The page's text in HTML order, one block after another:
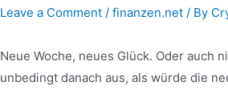
Leave a Comment /finanzen.net / By
Neue Woche, neues Glück. Oder auch
unbedingt danach aus, als würde die